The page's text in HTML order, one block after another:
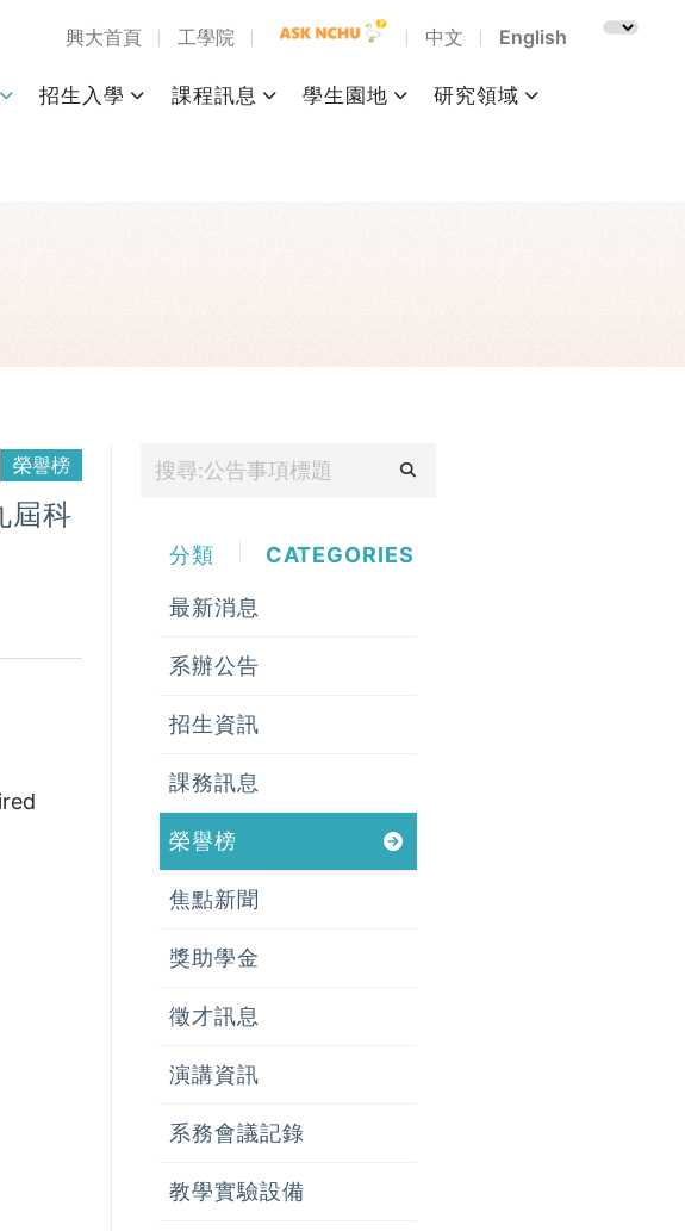
興大首頁 工學院 中文 English
招生入學 課程訊息 學生園地 研究領域
榮譽榜
屆科
分類 CATEGORIES
最新消息
系辦公告
招生資訊
課務訊息
榮譽榜
焦點新聞
獎助學金
徵才訊息
演講資訊
系務會議記錄
教學實驗設備